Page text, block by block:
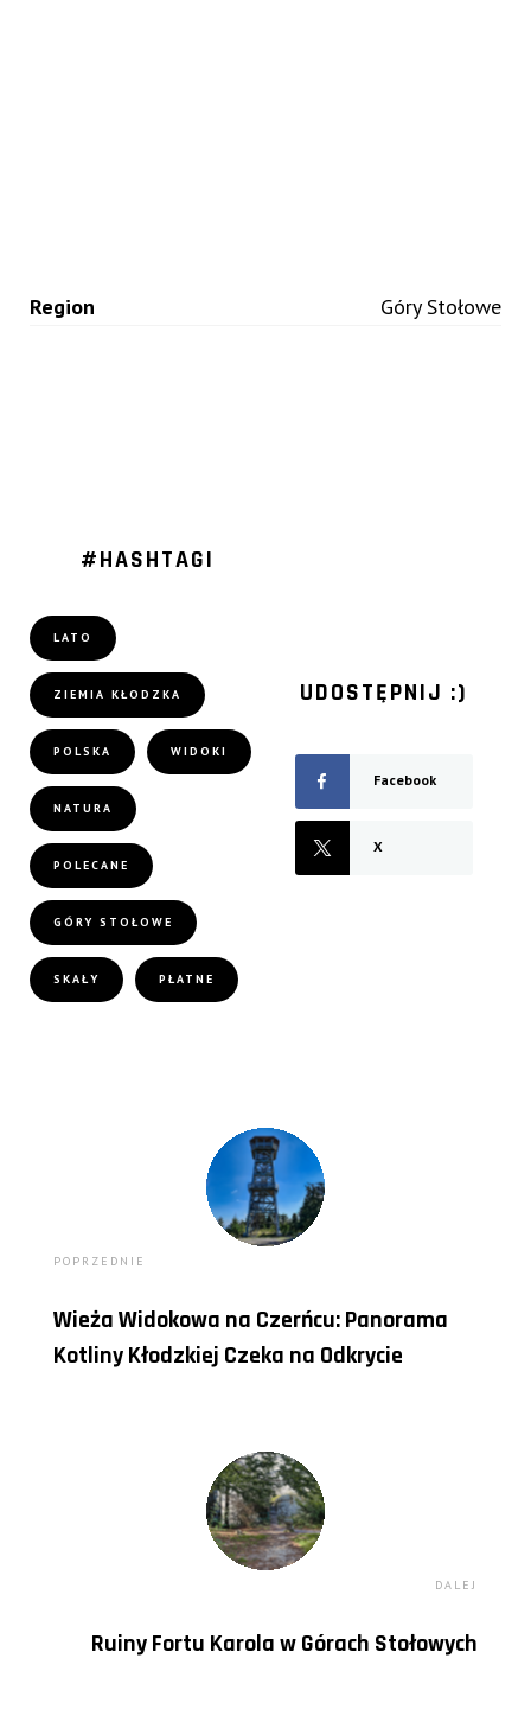
Region Góry Stołowe
#HASHTAGI
LATO
ZIEMIA KŁODZKA
POLSKA WIDOKI
NATURA
POLECANE
GÓRY STOŁOWE
SKAŁY PŁATNE
UDOSTĘPNIJ :)
Facebook
X
POPRZEDNIE
Wieża Widokowa na Czerńcu: Panorama
Kotliny Kłodzkiej Czeka na Odkrycie
DALEJ
Ruiny Fortu Karola w Górach Stołowych